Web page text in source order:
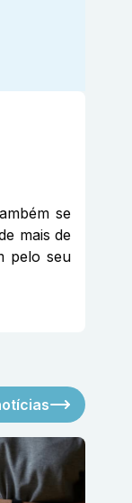
se
mais de
pelo seu